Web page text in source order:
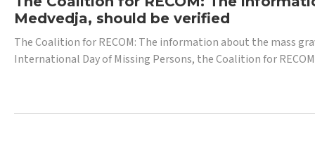
Medvedja, should be verified
The Coalition for RECOM: The information about the mass
International Day of Missing Persons, the Coalition for